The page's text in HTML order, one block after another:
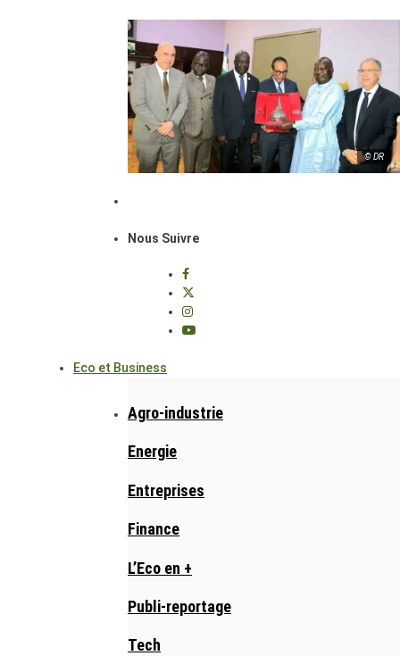
© DR
Nous Suivre
Eco et Business
Agro-industrie
Energie
Entreprises
Finance
L’Eco en +
Publi-reportage
Tech